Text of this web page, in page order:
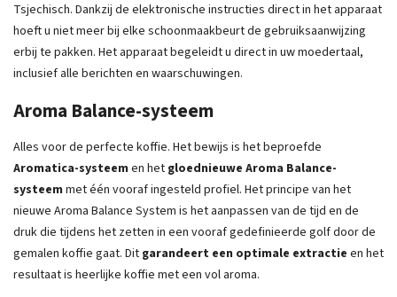
Tsjechisch. Dankzij de elektronische instructies direct in het apparaat
hoeft u niet meer bij elke schoonmaakbeurt de gebruiksaanwijzing
erbij te pakken. Het apparaat begeleidt u direct in uw moedertaal,
inclusief alle berichten en waarschuwingen.
Aroma Balance-systeem
Alles voor de perfecte koffie. Het bewijs is het beproefde
Aromatica-systeem en het gloednieuwe Aroma Balance-
systeem met één vooraf ingesteld profiel. Het principe van het
nieuwe Aroma Balance System is het aanpassen van de tijd en de
druk die tijdens het zetten in een vooraf gedefinieerde golf door de
gemalen koffie gaat. Dit garandeert een optimale extractie en het
resultaat is heerlijke koffie met een vol aroma.